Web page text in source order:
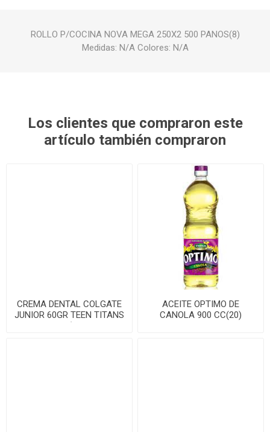
ROLLO P/COCINA NOVA MEGA 250X2 500 PANOS(8)
Medidas: N/A Colores: N/A
Los clientes que compraron este
artículo también compraron
CREMA DENTAL COLGATE
JUNIOR 60GR TEEN TITANS
GO(12
ACEITE OPTIMO DE
CANOLA 900 CC(20)